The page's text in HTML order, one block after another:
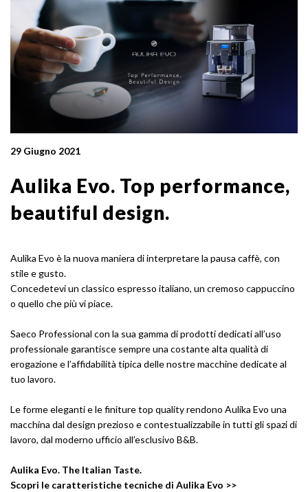
29 Giugno 2021
Aulika Evo. Top performance,
beautiful design.
Aulika Evo è la nuova maniera di interpretare la pausa caffè, con
stile e gusto.
Concedetevi un classico espresso italiano, un cremoso cappuccino
o quello che più vi piace.
Saeco Professional con la sua gamma di prodotti dedicati all’uso
professionale garantisce sempre una costante alta qualità di
erogazione e l’affidabilità tipica delle nostre macchine dedicate al
tuo lavoro.
Le forme eleganti e le finiture top quality rendono Aulika Evo una
macchina dal design prezioso e contestualizzabile in tutti gli spazi di
lavoro, dal moderno ufficio all’esclusivo B&B.
Aulika Evo. The Italian Taste.
Scopri le caratteristiche tecniche di Aulika Evo >>